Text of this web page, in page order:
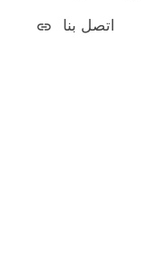
اتصل بنا